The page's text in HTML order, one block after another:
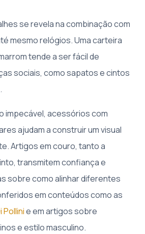
se revela na combinação com
mesmo relógios. Uma carteira
tende a ser fácil de
sociais, como sapatos e cintos
impecável, acessórios com
ajudam a construir um visual
Artigos em couro, tanto a
transmitem confiança e
sobre como alinhar diferentes
em conteúdos como as
Pollinie em artigos sobre
e estilo masculino.